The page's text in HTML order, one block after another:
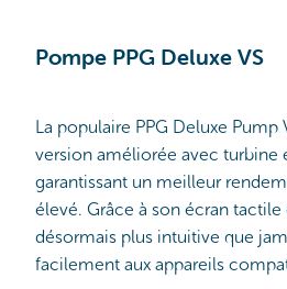
Pompe PPG Deluxe VS
La populaire PPG Deluxe Pump
version améliorée avec turbine
garantissant un meilleur
élevé. Grâce à son écran
désormais plus intuitive que
facilement aux appareils